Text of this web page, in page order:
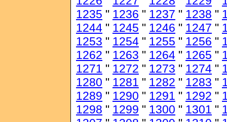
1235 " 1236 " 1237 " 1238 "
1244 " 1245 " 1246 " 1247 "
1253 " 1254 " 1255 " 1256 "
1262 " 1263 " 1264 " 1265 "
1271 " 1272 " 1273 " 1274 "
1280 " 1281 " 1282 " 1283 "
1289 " 1290 " 1291 " 1292 "
1298 " 1299 " 1300 " 1301 "